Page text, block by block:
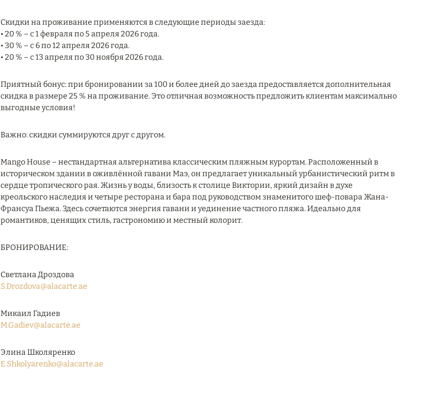
Скидки на проживание применяются в следующие периоды заезда:
• 20 % – с 1 февраля по 5 апреля 2026 года.
• 30 % – с 6 по 12 апреля 2026 года.
• 20 % – с 13 апреля по 30 ноября 2026 года.
Приятный бонус: при бронировании за 100 и более дней до заезда предоставляется дополнительная
скидка в размере 25 % на проживание. Это отличная возможность предложить клиентам максимально
выгодные условия!
Важно: скидки суммируются друг с другом.
Mango House – нестандартная альтернатива классическим пляжным курортам. Расположенный в
историческом здании в оживлённой гавани Маэ, он предлагает уникальный урбанистический ритм в
сердце тропического рая. Жизнь у воды, близость к столице Виктории, яркий дизайн в духе
креольского наследия и четыре ресторана и бара под руководством знаменитого шеф-повара Жана-
Франсуа Пьежа. Здесь сочетаются энергия гавани и уединение частного пляжа. Идеально для
романтиков, ценящих стиль, гастрономию и местный колорит.
БРОНИРОВАНИЕ:
Светлана Дроздова
S.Drozdova@alacarte.ae
Микаил Гадиев
M.Gadiev@alacarte.ae
Элина Школяренко
E.Shkolyarenko@alacarte.ae